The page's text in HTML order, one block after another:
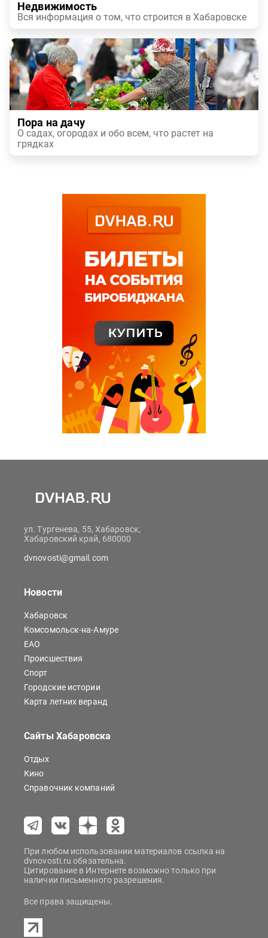
Недвижимость
Вся информация о том, что строится в Хабаровске
Пора на дачу
О садах, огородах и обо всем, что растет на
грядках
ул. Тургенева, 55, Хабаровск,
Хабаровский край, 680000
dvnovosti@gmail.com
Новости
Хабаровск
Комсомольск-на-Амуре
ЕАО
Происшествия
Спорт
Городские истории
Карта летних веранд
Сайты Хабаровска
Отдых
Кино
Справочник компаний
При любом использовании материалов ссылка на
dvnovosti.ru обязательна.
Цитирование в Интернете возможно только при
наличии письменного разрешения.
Все права защищены.